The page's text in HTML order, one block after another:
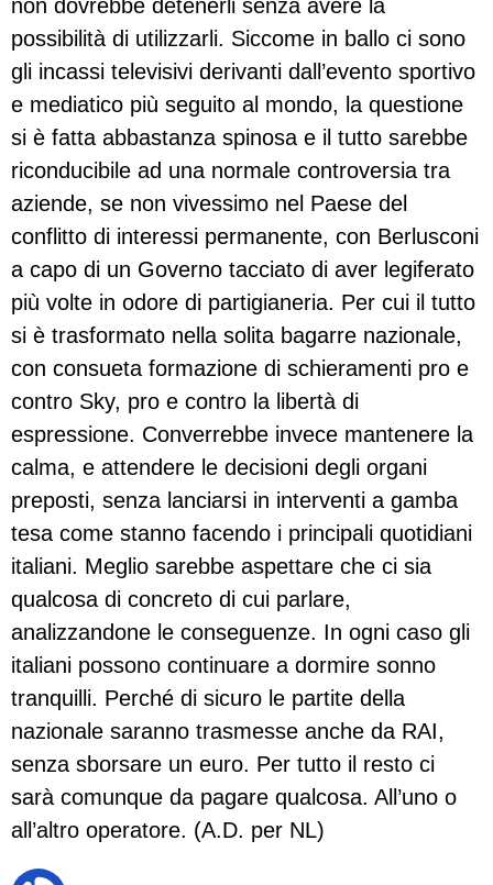
non dovrebbe detenerli senza avere la
possibilità di utilizzarli. Siccome in ballo ci sono
gli incassi televisivi derivanti dall’evento sportivo
e mediatico più seguito al mondo, la questione
si è fatta abbastanza spinosa e il tutto sarebbe
riconducibile ad una normale controversia tra
aziende, se non vivessimo nel Paese del
conflitto di interessi permanente, con Berlusconi
a capo di un Governo tacciato di aver legiferato
più volte in odore di partigianeria. Per cui il tutto
si è trasformato nella solita bagarre nazionale,
con consueta formazione di schieramenti pro e
contro Sky, pro e contro la libertà di
espressione. Converrebbe invece mantenere la
calma, e attendere le decisioni degli organi
preposti, senza lanciarsi in interventi a gamba
tesa come stanno facendo i principali quotidiani
italiani. Meglio sarebbe aspettare che ci sia
qualcosa di concreto di cui parlare,
analizzandone le conseguenze. In ogni caso gli
italiani possono continuare a dormire sonno
tranquilli. Perché di sicuro le partite della
nazionale saranno trasmesse anche da RAI,
senza sborsare un euro. Per tutto il resto ci
sarà comunque da pagare qualcosa. All’uno o
all’altro operatore. (A.D. per NL)